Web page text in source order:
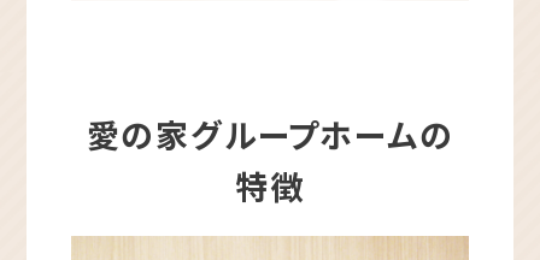
愛の家グループホームの
特徴